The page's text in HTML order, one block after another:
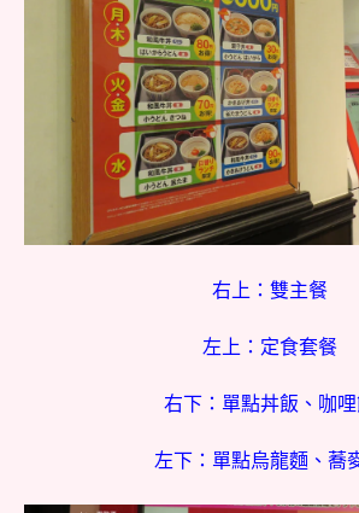
右上：雙主餐
左上：定食套餐
右下：單點丼飯、咖哩
左下：單點烏龍麵、蕎